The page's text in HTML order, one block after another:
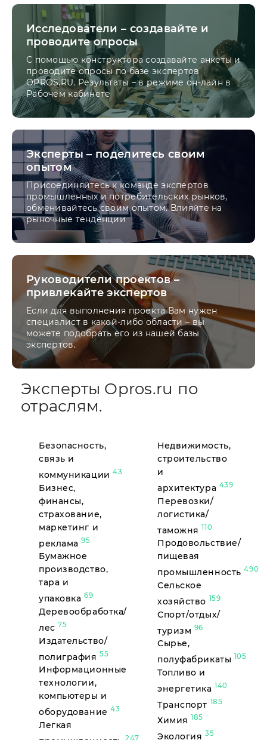
Исследователи – создавайте и
проводите опросы
С помощью конструктора создавайте анкеты и
проводите опросы по базе экспертов
OPROS.RU. Результаты – в режиме он-лайн в
Рабочем кабинете
Эксперты – поделитесь своим
опытом
Присоединяйтесь к команде экспертов
промышленных и потребительских рынков,
обменивайтесь своим опытом. Влияйте на
рыночные тенденции
Руководители проектов –
привлекайте экспертов
Если для выполнения проекта Вам нужен
специалист в какой-либо области – вы
можете подобрать его из нашей базы
экспертов.
Эксперты Opros.ru по
отраслям.
Безопасность,
связь и
коммуникации43
Бизнес,
финансы,
страхование,
маркетинг и
реклама95
Бумажное
производство,
тара и
упаковка69
Деревообработка/
лес 75
Издательство/
полиграфия55
Информационные
технологии,
компьютеры и
оборудование43
Легкая
247
Недвижимость,
строительство
и
архитектура 439
Перевозки/
логистика/
таможня 110
Продовольствие/
пищевая
промышленность490
Сельское
хозяйство 159
Спорт/отдых/
туризм 96
Сырье,
полуфабрикаты 105
Топливо и
энергетика 140
Транспорт 185
Химия 185
Экология35